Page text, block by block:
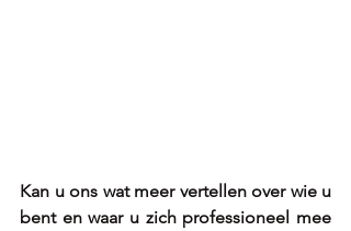
Kan u ons wat meer vertellen over wie u
bent en waar u zich professioneel mee